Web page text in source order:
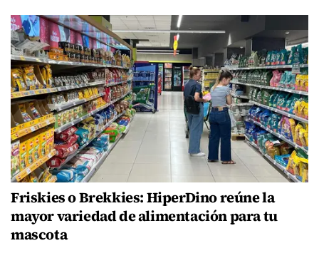
Friskies o Brekkies: HiperDino reúne la
mayor variedad de alimentación para tu
mascota